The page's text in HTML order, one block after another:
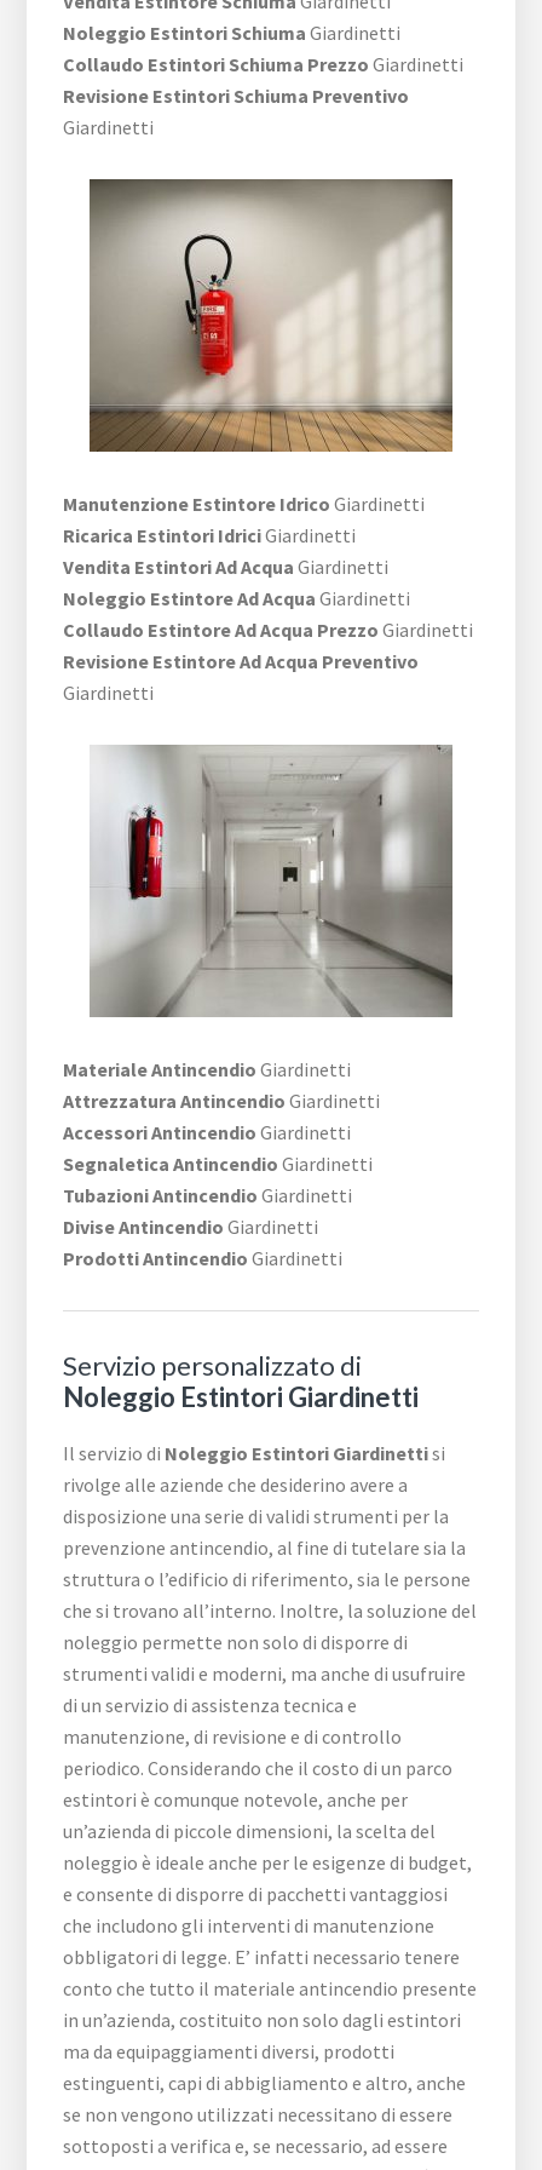
Noleggio Estintori Schiuma Giardinetti
Collaudo Estintori Schiuma Prezzo Giardinetti
Revisione Estintori Schiuma Preventivo
Giardinetti
Manutenzione Estintore Idrico Giardinetti
Ricarica Estintori IdriciGiardinetti
Vendita Estintori Ad Acqua Giardinetti
Noleggio Estintore Ad Acqua Giardinetti
Collaudo Estintore Ad Acqua Prezzo Giardinetti
Revisione Estintore Ad Acqua Preventivo
Giardinetti
Materiale Antincendio Giardinetti
Attrezzatura Antincendio Giardinetti
Accessori Antincendio Giardinetti
Segnaletica Antincendio Giardinetti
Tubazioni Antincendio Giardinetti
Divise Antincendio Giardinetti
Prodotti Antincendio Giardinetti
Servizio personalizzato di
Noleggio Estintori Giardinetti
Il servizio di Noleggio Estintori Giardinettisi
rivolge alle aziende che desiderino avere a
disposizione una serie di validi strumenti per la
prevenzione antincendio, al fine di tutelare sia la
struttura o l’edificio di riferimento, sia le persone
che si trovano all’interno. Inoltre, la soluzione del
noleggio permette non solo di disporre di
strumenti validi e moderni, ma anche di usufruire
di un servizio di assistenza tecnica e
manutenzione, di revisione e di controllo
periodico. Considerando che il costo di un parco
estintori è comunque notevole, anche per
un’azienda di piccole dimensioni, la scelta del
noleggio è ideale anche per le esigenze di budget,
e consente di disporre di pacchetti vantaggiosi
che includono gli interventi di manutenzione
obbligatori di legge. E’ infatti necessario tenere
conto che tutto il materiale antincendio presente
in un’azienda, costituito non solo dagli estintori
ma da equipaggiamenti diversi, prodotti
estinguenti, capi di abbigliamento e altro, anche
se non vengono utilizzati necessitano di essere
sottoposti a verifica e, se necessario, ad essere